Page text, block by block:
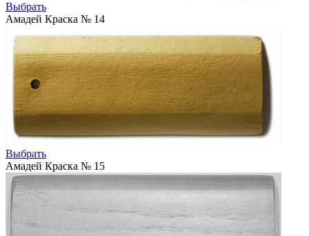
Выбрать
Амадей Краска № 14
Выбрать
Амадей Краска № 15